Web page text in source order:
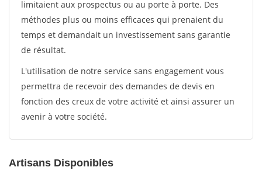
limitaient aux prospectus ou au porte à porte. Des
méthodes plus ou moins efficaces qui prenaient du
temps et demandait un investissement sans garantie
de résultat.
L'utilisation de notre service sans engagement vous
permettra de recevoir des demandes de devis en
fonction des creux de votre activité et ainsi assurer un
avenir à votre société.
Artisans Disponibles